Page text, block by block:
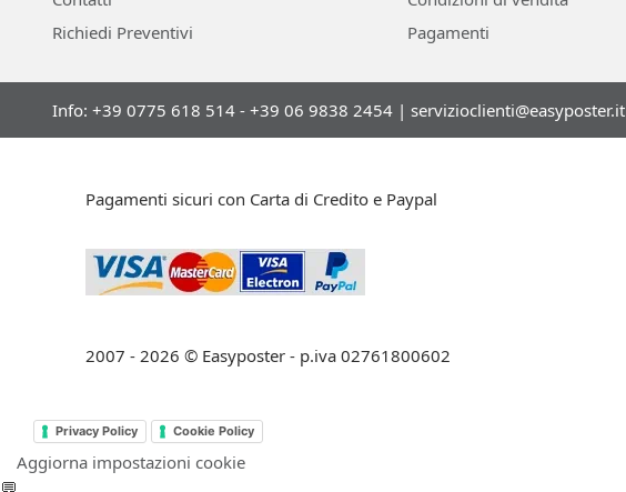
Richiedi Preventivi
Pagamenti
Info: +39 0775 618 514 - +39 06 9838 2454 | servizioclienti@easyposter.it
Pagamenti sicuri con Carta di Credito e Paypal
2007 - 2026 © Easyposter - p.iva 02761800602
Privacy Policy Cookie Policy
Aggiorna impostazioni cookie